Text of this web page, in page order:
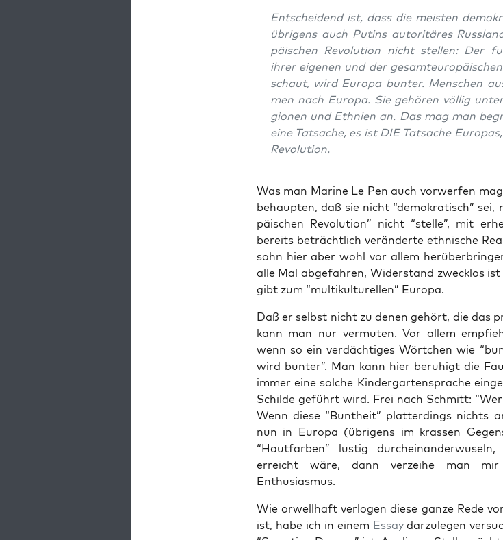
Ent­schei­dend ist, dass die meis­ten
übri­gens auch Putins auto­ri­tä­res
päi­schen Revo­lu­ti­on nicht stel­len: Der
ihrer eige­nen und der
schaut, wird Euro­pa bun­ter. Men­schen
men nach Euro­pa. Sie gehö­ren völ­lig
gio­nen und Eth­ni­en an. Das mag man
eine Tat­sa­che, es ist DIE Tat­sa­che
Revolution.
Was man Mari­ne Le Pen auch vor­wer­fen
behaup­ten, daß sie nicht “demo­kra­tisch”
päi­schen Revo­lu­ti­on” nicht “stel­le”, mit
bereits beträcht­lich ver­än­der­te eth­ni­sche
sohn hier aber wohl vor allem
alle Mal abge­fah­ren, Wider­stand zweck­los
gibt zum “mul­ti­kul­tu­rel­len” Europa.
Daß er selbst nicht zu denen gehört, die das
kann man nur ver­mu­ten. Vor allem
wenn so ein ver­däch­ti­ges Wört­chen wie
wird bun­ter”. Man kann hier beru­higt die
immer eine sol­che Kin­der­gar­ten­spra­che
Schil­de geführt wird. Frei nach Schmitt:
Wenn die­se “Bunt­heit” plat­ter­dings nichts
nun in Euro­pa (übri­gens im kras­sen
“Haut­far­ben” lus­tig
erreicht wäre, dann ver­zei­he man
Enthusiasmus.
Wie orwell­haft ver­lo­gen die­se gan­ze Rede
ist, habe ich in einem Essaydar­zu­le­gen